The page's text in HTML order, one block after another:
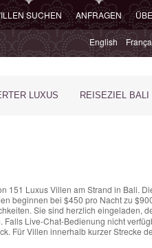
SUCHEN ANFRAGEN
English
LUXUS REISEZIEL BALI
151 Luxus Villen am Strand in Bali.
beginnen bei $450 pro Nachtzu
Sie sind herzlich eingeladen,
Live-Chat-Bedienung nicht
Für Villen innerhalb kurzer Strecke